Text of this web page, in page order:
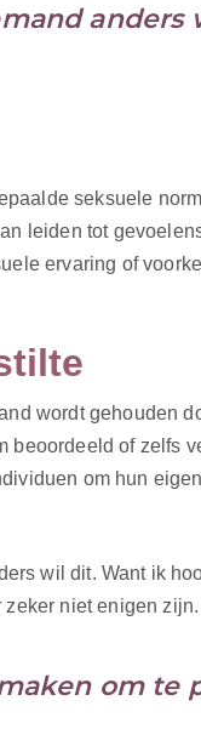
seksuele
leiden tot
ervaring of
wordt gehouden
beoordeeld of zelfs
om hun
wil dit. Want ik
zeker niet enigen zijn.
om te